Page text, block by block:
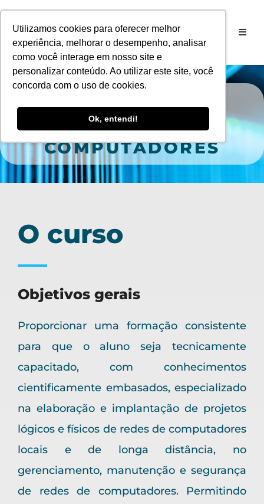
Utilizamos cookies para oferecer melhor
experiência, melhorar o desempenho, analisar
como você interage em nosso site e
personalizar conteúdo. Ao utilizar este site, você
concorda com o uso de cookies.
Ok, entendi!
REDES DE
COMPUTADORES
O curso
Objetivos gerais
Proporcionar uma formação consistente
para que o aluno seja tecnicamente
capacitado, com conhecimentos
cientificamente embasados, especializado
na elaboração e implantação de projetos
lógicos e físicos de redes de computadores
locais e de longa distância, no
gerenciamento, manutenção e segurança
de redes de computadores. Permitindo